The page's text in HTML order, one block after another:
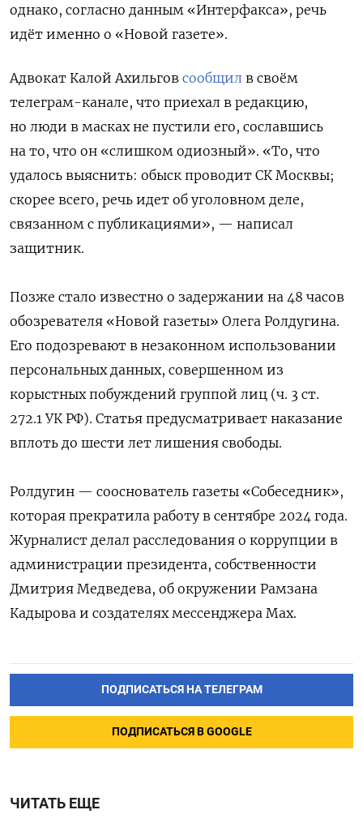
однако, согласно данным «Интерфакса», речь
идёт именно о «Новой газете».
Адвокат Калой Ахильгов сообщил в своём
телеграм-канале, что приехал в редакцию,
но люди в масках не пустили его, сославшись
на то, что он «слишком одиозный». «То, что
удалось выяснить: обыск проводит СК Москвы;
скорее всего, речь идет об уголовном деле,
связанном с публикациями», — написал
защитник.
Позже стало известно о задержании на 48 часов
обозревателя «Новой газеты» Олега Ролдугина.
Его подозревают в незаконном использовании
персональных данных, совершенном из
корыстных побуждений группой лиц (ч. 3 ст.
272.1 УК РФ). Статья предусматривает наказание
вплоть до шести лет лишения свободы.
Ролдугин — сооснователь газеты «Собеседник»,
которая прекратила работу в сентябре 2024 года.
Журналист делал расследования о коррупции в
администрации президента, собственности
Дмитрия Медведева, об окружении Рамзана
Кадырова и создателях мессенджера Max.
ПОДПИСАТЬСЯ НА ТЕЛЕГРАМ
ПОДПИСАТЬСЯ В GOOGLE
ЧИТАТЬ ЕЩЕ